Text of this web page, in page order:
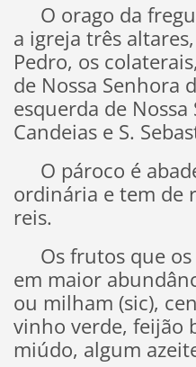
O orago da
a igreja três
Pedro, os
de Nossa Senhora
esquerda de Nossa
Candeias e S.
O pároco é
ordinária e tem de
reis.
Os frutos que os
em maior
ou milham (sic),
vinho verde, feijão
miúdo, algum